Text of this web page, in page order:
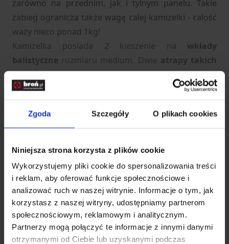
Zgoda Szczegóły O plikach cookies
Niniejsza strona korzysta z plików cookie
Wykorzystujemy pliki cookie do spersonalizowania treści
i reklam, aby oferować funkcje społecznościowe i
analizować ruch w naszej witrynie. Informacje o tym, jak
korzystasz z naszej witryny, udostępniamy partnerom
społecznościowym, reklamowym i analitycznym.
Partnerzy mogą połączyć te informacje z innymi danymi
otrzymanymi od Ciebie lub uzyskanymi podczas
zarówno na przednim, jak i tylnym panelu. Takie
zabieg ogranicza także wagę całej kamizelki - całość
waży nieco ponad 1kg!
Kamizelka posiada 2 kieszenie na wkłady
balistyczne rozmiaru medium. Dwie atrapy takich
wkładów (z grubej pianki)zostały dołączone do
zestawu. Na klatce piersiowej umieszczono ponadto
rzepem - przydatne do mocowania naszywek,
oznaczeń, etc.
Kamizelka jest w pełni regulowana, nie ma więc
preferencji użytkownika.
Dodatkowe akcesoria widoczne na zdjęciach nie
wchodzą w skład zestawu!
Rozwiń opis